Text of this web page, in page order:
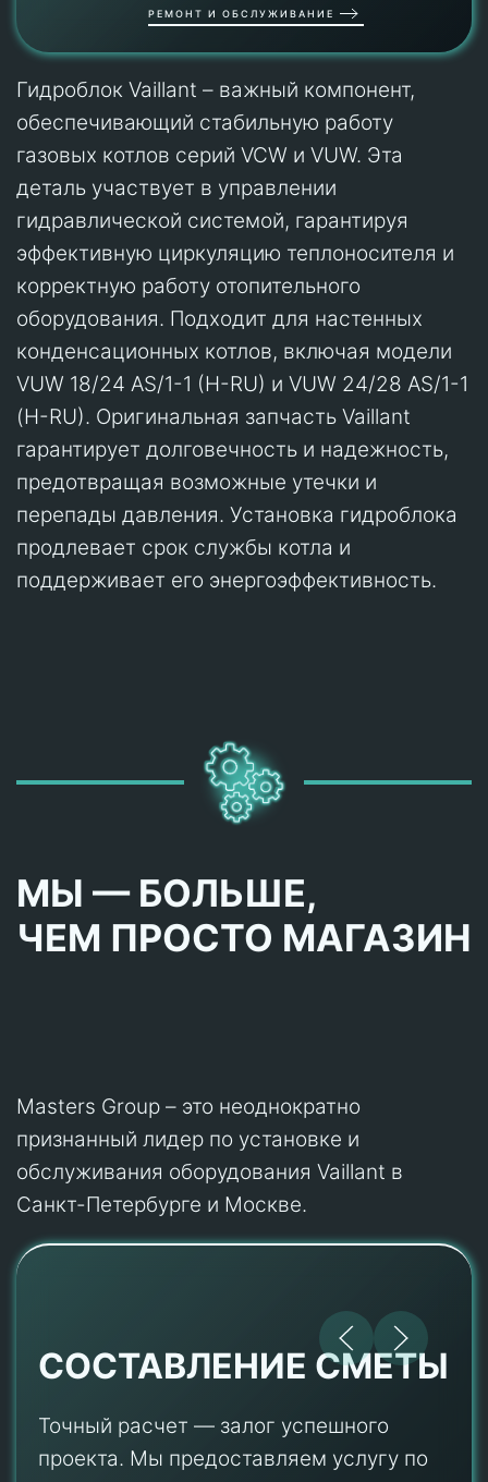
РЕМОНТ И ОБСЛУЖИВАНИЕ
Гидроблок Vaillant – важный компонент,
обеспечивающий стабильную работу
газовых котлов серий VCW и VUW. Эта
деталь участвует в управлении
гидравлической системой, гарантируя
эффективную циркуляцию теплоносителя и
корректную работу отопительного
оборудования. Подходит для настенных
конденсационных котлов, включая модели
VUW 18/24 AS/1-1 (H-RU) и VUW 24/28 AS/1-1
(H-RU). Оригинальная запчасть Vaillant
гарантирует долговечность и надежность,
предотвращая возможные утечки и
перепады давления. Установка гидроблока
продлевает срок службы котла и
поддерживает его энергоэффективность.
МЫ — БОЛЬШЕ,
ЧЕМ ПРОСТО МАГАЗИН
Masters Group – это неоднократно
признанный лидер по установке и
обслуживания оборудования Vaillant в
Санкт-Петербурге и Москве.
СОСТАВЛЕНИЕ СМЕТЫ
Точный расчет — залог успешного
проекта. Мы предоставляем услугу по